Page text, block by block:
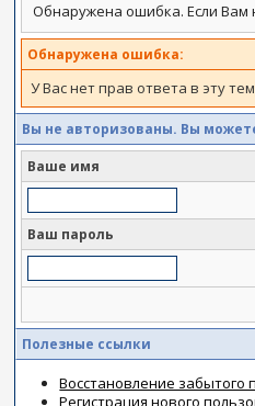
Обнаружена ошибка. Если Вам
Обнаружена ошибка:
У Вас нет прав ответа в эту
Вы не авторизованы. Вы
Ваше имя
Ваш пароль
Полезные ссылки
Восстановление забытого
Регистрация нового